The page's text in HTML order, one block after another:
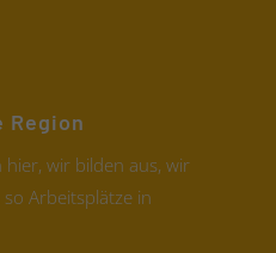
Region
wir bilden aus, wir
Arbeitsplätze in